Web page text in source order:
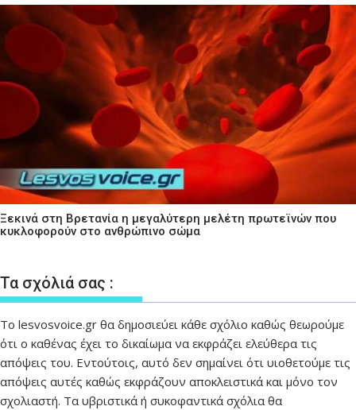
Ξεκινά στη Βρετανία η μεγαλύτερη μελέτη πρωτεϊνών που
κυκλοφορούν στο ανθρώπινο σώμα
Τα σχόλιά σας :
Το lesvosvoice.gr θα δημοσιεύει κάθε σχόλιο καθώς θεωρούμε
ότι ο καθένας έχει το δικαίωμα να εκφράζει ελεύθερα τις
απόψεις του. Εντούτοις, αυτό δεν σημαίνει ότι υιοθετούμε τις
απόψεις αυτές καθώς εκφράζουν αποκλειστικά και μόνο τον
σχολιαστή. Τα υβριστικά ή συκοφαντικά σχόλια θα